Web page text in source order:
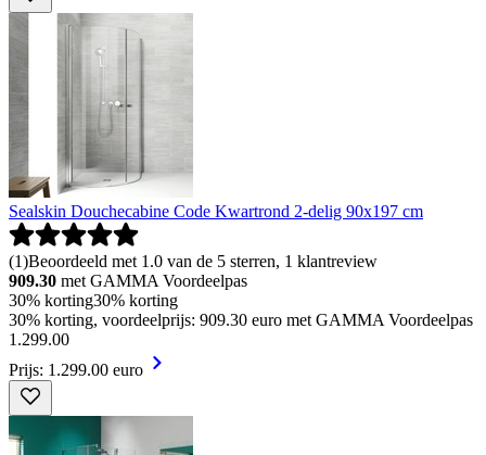
Sealskin Douchecabine Code Kwartrond 2-delig 90x197 cm
(1)Beoordeeld met 1.0 van de 5 sterren, 1 klantreview
909.30 met GAMMA Voordeelpas
30% korting30% korting
30% korting, voordeelprijs: 909.30 euro met GAMMA Voordeelpas
1 .299.00
Prijs: 1.299.00 euro